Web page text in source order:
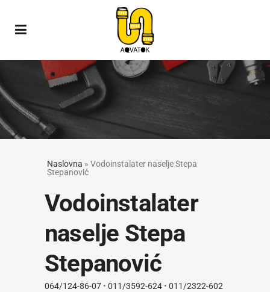
Naslovna » Vodoinstalater naselje Stepa
Stepanović
Vodoinstalater
naselje Stepa
Stepanović
064/124-86-07 • 011/3592-624 • 011/2322-602